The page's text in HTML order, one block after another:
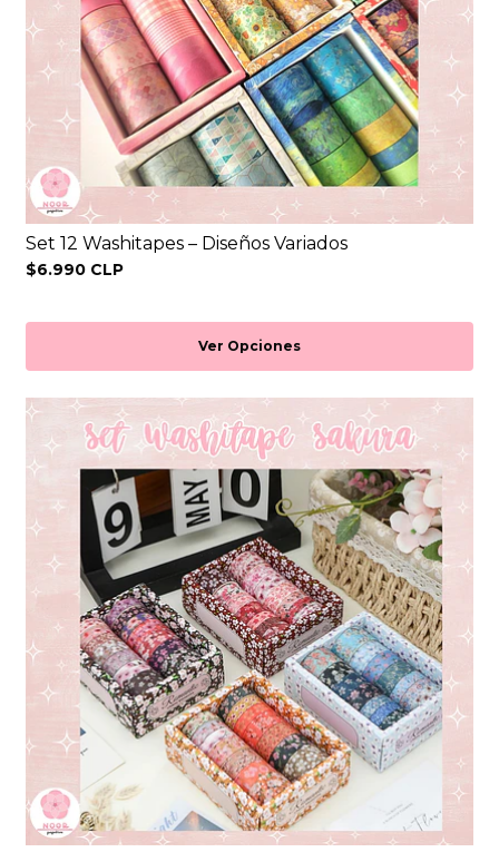
Set 12 Washitapes – Diseños Variados
$6.990 CLP
Ver Opciones